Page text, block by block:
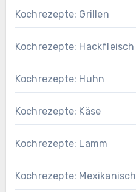
Kochrezepte: Grillen
Kochrezepte: Hackfleisch
Kochrezepte: Huhn
Kochrezepte: Käse
Kochrezepte: Lamm
Kochrezepte: Mexikanisch